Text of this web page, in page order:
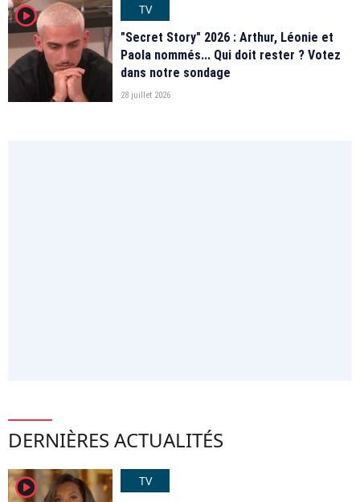
player2
TV
"Secret Story" 2026 : Arthur, Léonie et
Paola nommés... Qui doit rester ? Votez
dans notre sondage
28 juillet 2026
DERNIÈRES ACTUALITÉS
player2
TV